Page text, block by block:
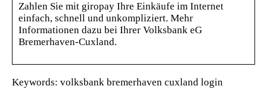
Zahlen Sie mit giropay Ihre Einkäufe im Internet
einfach, schnell und unkompliziert. Mehr
Informationen dazu bei Ihrer Volksbank eG
Bremerhaven-Cuxland.
Keywords: volksbank bremerhaven cuxland login